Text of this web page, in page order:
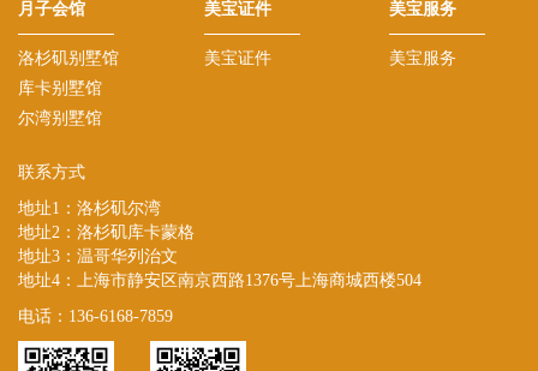
月子会馆
洛杉矶别墅馆
库卡别墅馆
尔湾别墅馆
美宝证件
美宝证件
美宝服务
美宝服务
联系方式
地址1：洛杉矶尔湾
地址2：洛杉矶库卡蒙格
地址3：温哥华列治文
地址4：上海市静安区南京西路1376号上海商城西楼504
电话：136-6168-7859